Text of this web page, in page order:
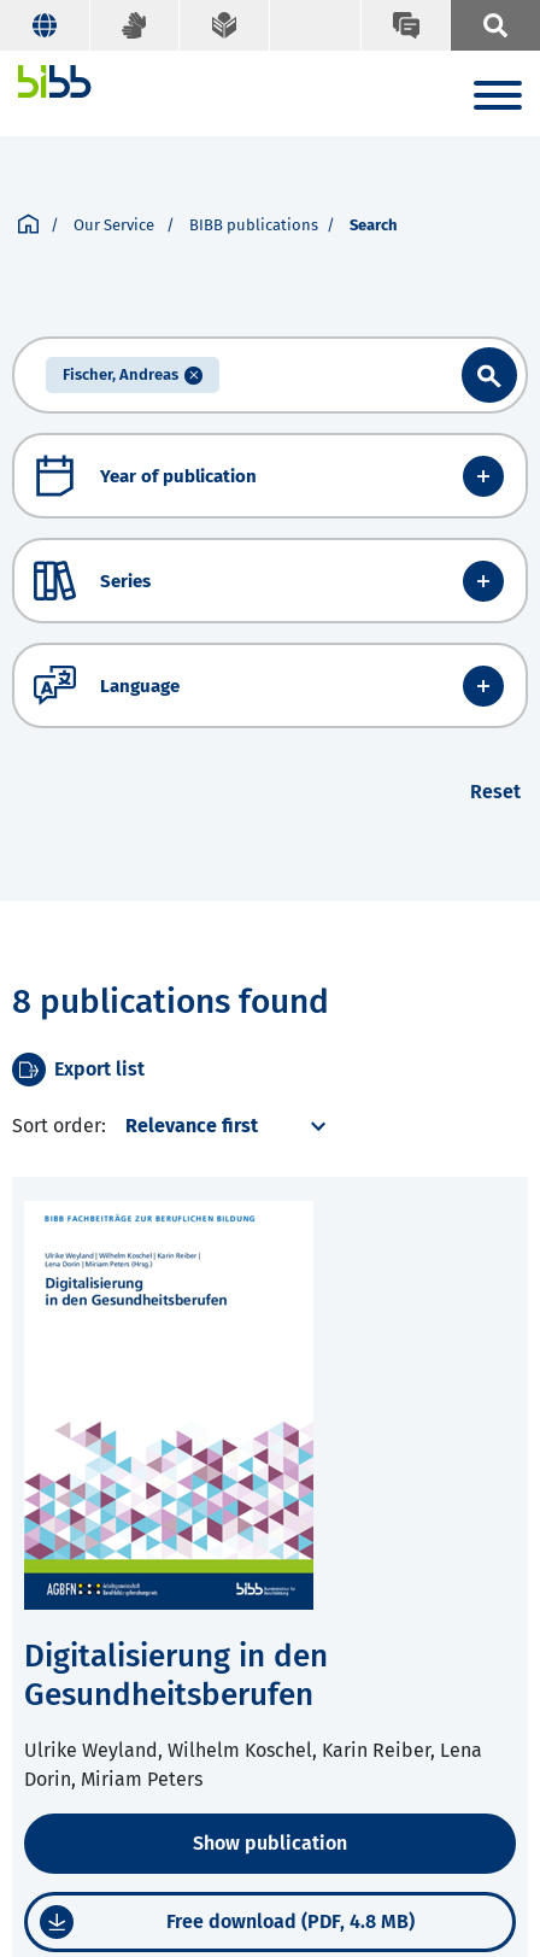
Our Service BIBB publications Search
Fischer, Andreas
Year of publication
Series
Language
Reset
8 publications found
Export list
Sort order:
Digitalisierung in den
Gesundheitsberufen
Ulrike Weyland, Wilhelm Koschel, Karin Reiber, Lena
Dorin, Miriam Peters
Show publication
Free download (PDF, 4.8 MB)